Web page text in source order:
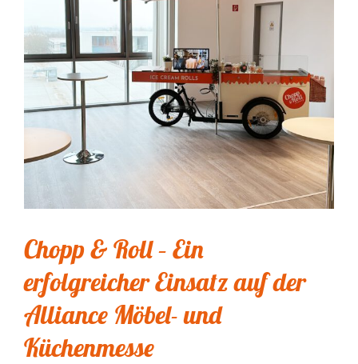
Chopp & Roll – Ein
erfolgreicher Einsatz auf der
Alliance Möbel- und
Küchenmesse